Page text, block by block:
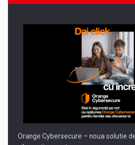
ROOTED IN ROMANIA, BUILT TO
Orange Cybersecure – noua solutie